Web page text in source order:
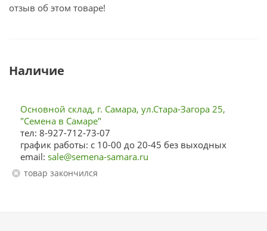
отзыв об этом товаре!
Наличие
Основной склад, г. Самара, ул.Стара-Загора 25,
"Семена в Самаре"
тел: 8-927-712-73-07
график работы: с 10-00 до 20-45 без выходных
email: sale@semena-samara.ru
Товар закончился